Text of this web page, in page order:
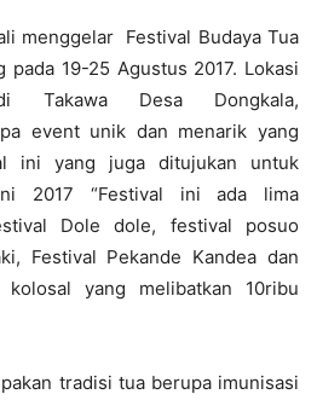
menggelar Festival Budaya Tua
pada 19-25 Agustus 2017. Lokasi
Takawa Desa Dongkala,
event unik dan menarik yang
ini yang juga ditujukan untuk
2017 “Festival ini ada lima
Dole dole, festival posuo
Festival Pekande Kandea dan
yang melibatkan 10ribu
tradisi tua berupa imunisasi